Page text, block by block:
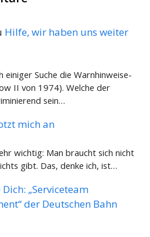
Hilfe, wir haben uns weiter
einiger Suche die Warnhinweise-
II von 1974). Welche der
sein…
mich an
wichtig: Man braucht sich nicht
gibt. Das, denke ich, ist…
„Serviceteam
der Deutschen Bahn